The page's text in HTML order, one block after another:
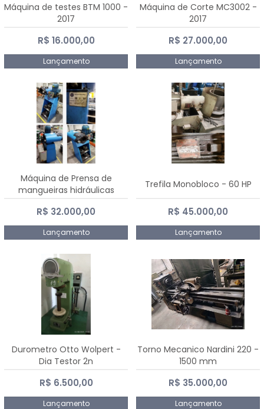
Máquina de testes BTM 1000 -
2017
R$ 16.000,00
Lançamento
Máquina de Corte MC3002 -
2017
R$ 27.000,00
Lançamento
Máquina de Prensa de
mangueiras hidráulicas
PE50TF - 2017
R$ 32.000,00
Lançamento
Trefila Monobloco - 60 HP
R$ 45.000,00
Lançamento
Durometro Otto Wolpert -
Dia Testor 2n
R$ 6.500,00
Lançamento
Torno Mecanico Nardini 220 -
1500 mm
R$ 35.000,00
Lançamento